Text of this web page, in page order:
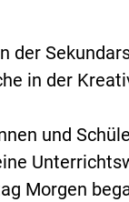
der
in der
und
Morgen